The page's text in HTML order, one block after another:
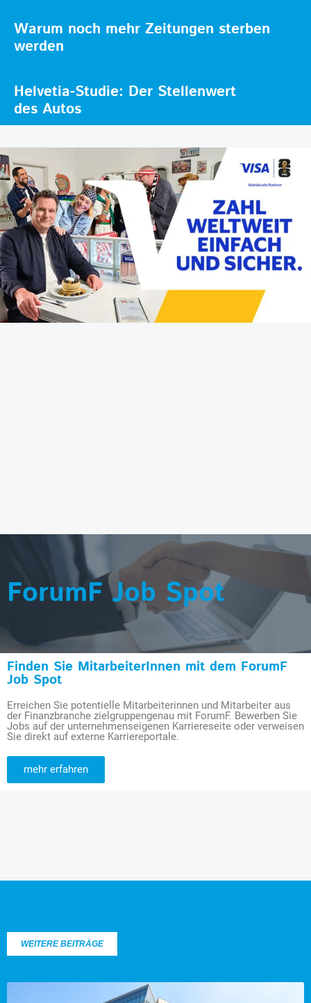
Warum noch mehr Zeitungen sterben
werden
Helvetia-Studie: Der Stellenwert
des Autos
ForumF Job Spot
Finden Sie MitarbeiterInnen mit dem ForumF
Job Spot
Erreichen Sie potentielle Mitarbeiterinnen und Mitarbeiter aus
der Finanzbranche zielgruppengenau mit ForumF. Bewerben Sie
Jobs auf der unternehmenseigenen Karriereseite oder verweisen
Sie direkt auf externe Karriereportale.
mehr erfahren
WEITERE BEITRÄGE